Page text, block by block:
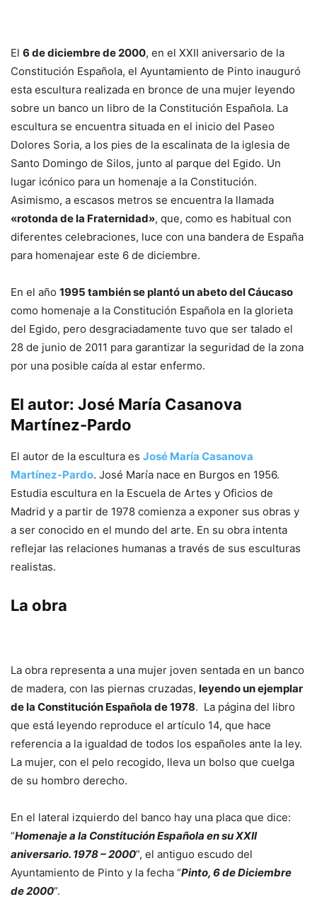
El 6 de diciembre de 2000, en el XXII aniversario de la
Constitución Española, el Ayuntamiento de Pinto inauguró
esta escultura realizada en bronce de una mujer leyendo
sobre un banco un libro de la Constitución Española. La
escultura se encuentra situada en el inicio del Paseo
Dolores Soria, a los pies de la escalinata de la iglesia de
Santo Domingo de Silos, junto al parque del Egido. Un
lugar icónico para un homenaje a la Constitución.
Asimismo, a escasos metros se encuentra la llamada
«rotonda de la Fraternidad», que, como es habitual con
diferentes celebraciones, luce con una bandera de España
para homenajear este 6 de diciembre.
En el año 1995 también se plantó un abeto del Cáucaso
como homenaje a la Constitución Española en la glorieta
del Egido, pero desgraciadamente tuvo que ser talado el
28 de junio de 2011 para garantizar la seguridad de la zona
por una posible caída al estar enfermo.
El autor: José María Casanova
Martínez-Pardo
El autor de la escultura es José María Casanova
Martínez-Pardo. José María nace en Burgos en 1956.
Estudia escultura en la Escuela de Artes y Oficios de
Madrid y a partir de 1978 comienza a exponer sus obras y
a ser conocido en el mundo del arte. En su obra intenta
reflejar las relaciones humanas a través de sus esculturas
realistas.
La obra
La obra representa a una mujer joven sentada en un banco
de madera, con las piernas cruzadas, leyendo un ejemplar
de la Constitución Española de 1978. La página del libro
que está leyendo reproduce el artículo 14, que hace
referencia a la igualdad de todos los españoles ante la ley.
La mujer, con el pelo recogido, lleva un bolso que cuelga
de su hombro derecho.
En el lateral izquierdo del banco hay una placa que dice:
“Homenaje a la Constitución Española en su XXII
aniversario. 1978 – 2000”, el antiguo escudo del
Ayuntamiento de Pinto y la fecha “Pinto, 6 de Diciembre
de 2000”.